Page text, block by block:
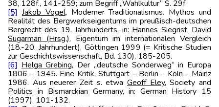
38, 128f., 141-259; zum Begriff „Wahlkultur” S. 29f.
[5] Jakob Vogel, Moderner Traditionalismus. Mythos und
Realität des Bergwerkseigentums im preußisch-deutschen
Bergrecht des 19. Jahrhunderts, in: Hannes Siegrist, David
Sugarman (Hrsg.), Eigentum im internationalen Vergleich
(18.-20. Jahrhundert), Göttingen 1999 (= Kritische Studien
zur Geschichtswissenschaft, Bd. 130), 185-205.
[6] Helga Grebing, Der „deutsche Sonderweg“ in Europa
1806 - 1945. Eine Kritik, Stuttgart – Berlin – Köln - Mainz
1986. Aus neuerer Zeit s. etwa Geoff Eley, Society and
Politics in Bismarckian Germany, in: German History 15
(1997), 101-132.